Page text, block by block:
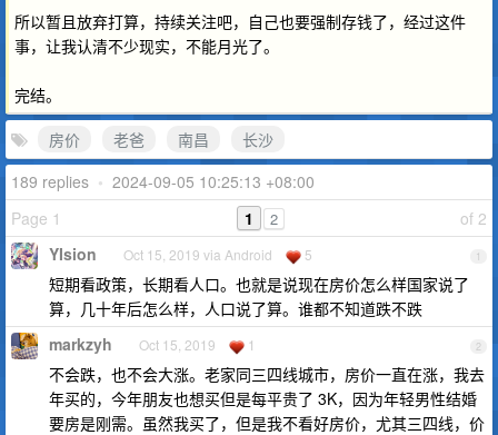
所以暂且放弃打算，持续关注吧，自己也要强制存钱了，经过这件
事，让我认清不少现实，不能月光了。
完结。
房价
老爸 南昌
长沙
189 replies • 2024-09-05 10:25:13 +08:00
Page 1
of 2
1 2
1
YIsion Oct 15, 2019 via Android 5
短期看政策，长期看人口。也就是说现在房价怎么样国家说了
算，几十年后怎么样，人口说了算。谁都不知道跌不跌
2
markzyh Oct 15, 2019 1
不会跌，也不会大涨。老家同三四线城市，房价一直在涨，我去
年买的，今年朋友也想买但是每平贵了 3K，因为年轻男性结婚
要房是刚需。虽然我买了，但是我不看好房价，尤其三四线，价